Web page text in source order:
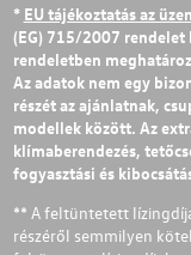
* EU tájékoztatás az
(EG) 715/2007 rendelet
rendeletben
Az adatok nem egy
részét az ajánlatnak,
modellek között. Az
klímaberendezés,
fogyasztási és
** A feltüntetett
részéről semmilyen